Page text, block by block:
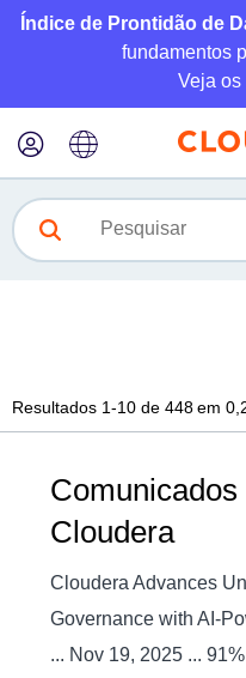
Índice de Prontidão de
fundamentos
Veja os
Resultados 1-10 de 448em
Cloudera
Cloudera Advances
Governance with AI-
... Nov 19, 2025 ...